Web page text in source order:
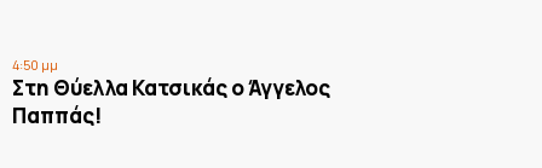
4:50 μμ
Στη Θύελλα Κατσικάς ο Άγγελος
Παππάς!